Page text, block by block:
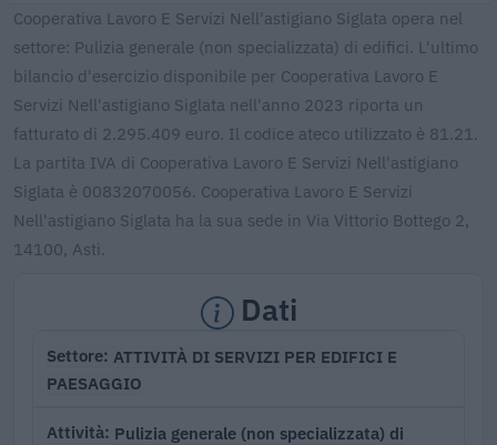
Cooperativa Lavoro E Servizi Nell'astigiano Siglata opera nel
settore: Pulizia generale (non specializzata) di edifici. L'ultimo
bilancio d'esercizio disponibile per Cooperativa Lavoro E
Servizi Nell'astigiano Siglata nell'anno 2023 riporta un
fatturato di 2.295.409 euro. Il codice ateco utilizzato è 81.21.
La partita IVA di Cooperativa Lavoro E Servizi Nell'astigiano
Siglata è 00832070056. Cooperativa Lavoro E Servizi
Nell'astigiano Siglata ha la sua sede in Via Vittorio Bottego 2,
14100, Asti.
Dati
Settore ATTIVITÀ DI SERVIZI PER EDIFICI E
PAESAGGIO
Attività Pulizia generale (non specializzata) di